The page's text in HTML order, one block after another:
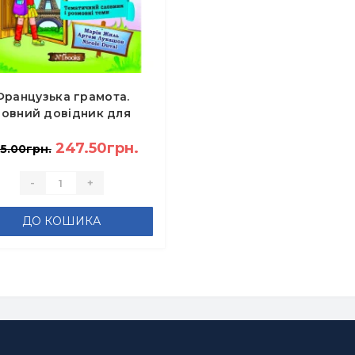
грамота.
довідник для
Лукашов, Nicole
247.50грн.
- +
ДО КОШИКА